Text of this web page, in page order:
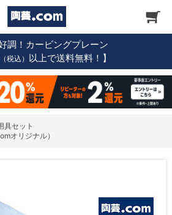
調！カービングプレーン
税込） 以上で送料無料！】
具セット
オリジナル）